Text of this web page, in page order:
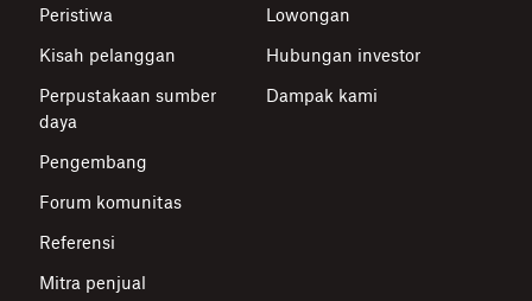
Peristiwa
Kisah pelanggan
Perpustakaan sumber
daya
Pengembang
Forum komunitas
Referensi
Mitra penjual
Lowongan
Hubungan investor
Dampak kami